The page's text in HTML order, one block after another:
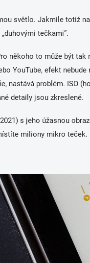
světlo. Jakmile totiž
tečkami”.
někoho to může být tak
YouTube, efekt nebude
nastává problém. ISO
detaily jsou zkreslené.
s jeho úžasnou
miliony mikro teček.